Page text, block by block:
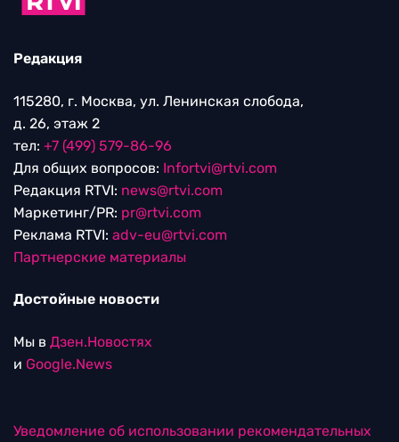
Редакция
115280, г. Москва, ул. Ленинская слобода,
д. 26, этаж 2
тел: +7 (499) 579-86-96
Для общих вопросов: Infortvi@rtvi.com
Редакция RTVI: news@rtvi.com
Маркетинг/PR: pr@rtvi.com
Реклама RTVI: adv-eu@rtvi.com
Партнерские материалы
Достойные новости
Мы в Дзен.Новостях
и Google.News
Уведомление об использовании рекомендательных